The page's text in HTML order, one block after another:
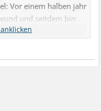
Vor einem halben jahr
und seitdem bin
habe, ich habe eine